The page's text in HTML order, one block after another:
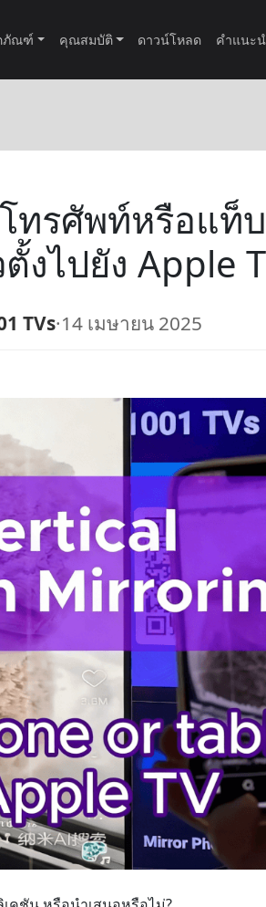
ภัณฑ์ คุณสมบัติ ดาวน์โหลด คำแนะ
ทรศัพท์หรือแท็
ไปยัง Apple
TVs·14 เมษายน 2025